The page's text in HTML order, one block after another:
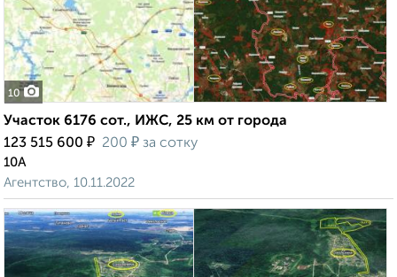
10
Участок 6176 сот., ИЖС, 25 км от города
123 515 600 ₽ 200 ₽ за сотку
10А
Агентство, 10.11.2022